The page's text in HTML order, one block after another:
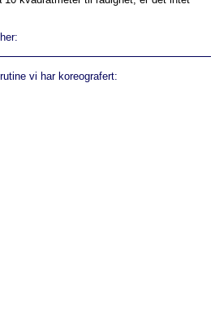
vi har koreografert: